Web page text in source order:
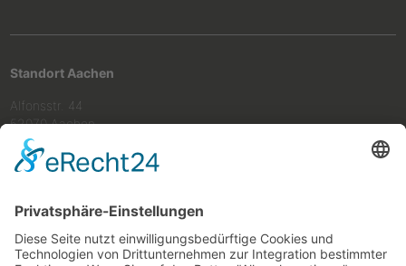
Standort Aachen
Alfonsstr. 44
52070 Aachen
Tel
+49 (0) 241 50 20 47
Fax
0241 50 20 49
Standort Kerpen